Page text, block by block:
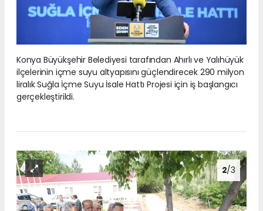
Konya Büyükşehir Belediyesi tarafından Ahırlı ve Yalıhüyük
ilçelerinin içme suyu altyapısını güçlendirecek 290 milyon
liralık Suğla İçme Suyu İsale Hattı Projesi için iş başlangıcı
gerçekleştirildi.
2/3